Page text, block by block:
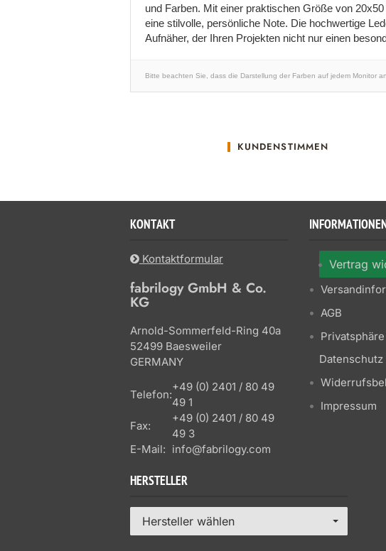
und Farben. Mit einer praktischen Größe von
eine stilvolle, persönliche Note. Die hochwertige
Aufnäher, der Ihren Projekten nicht nur einen
Bitte beachten Sie, dass die Darstellung der Farben auf jedem Monitor
KUNDENSTIMMEN
KONTAKT
Kontaktformular
fabrilogy GmbH & Co.
KG
Arnold-Sommerfeld-Ring 40a
52499 Baesweiler
GERMANY
Telefon:
+49 (0) 2401 / 80 49
49 1
Fax:
+49 (0) 2401 / 80 49
49 3
E-Mail: info@fabrilogy.com
Vertrag
AGB
Datenschutz
Impressum
HERSTELLER
Hersteller wählen